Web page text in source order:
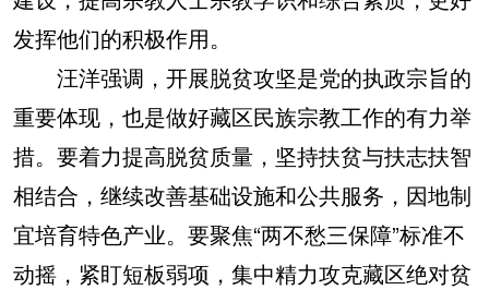
发挥他们的积极作用。
汪洋强调，开展脱贫攻坚是党的执政宗旨的
重要体现，也是做好藏区民族宗教工作的有力举
措。要着力提高脱贫质量，坚持扶贫与扶志扶智
相结合，继续改善基础设施和公共服务，因地制
宜培育特色产业。要聚焦“两不愁三保障”标准不
动摇，紧盯短板弱项，集中精力攻克藏区绝对贫